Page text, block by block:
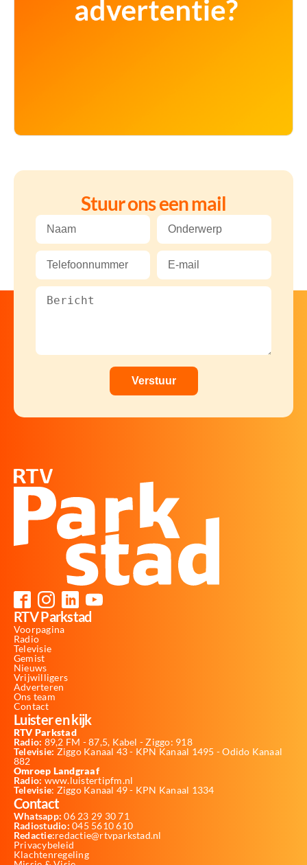
Stuur ons een mail
RTV Parkstad
Voorpagina
Radio
Televisie
Gemist
Nieuws
Vrijwilligers
Adverteren
Ons team
Contact
Luister en kijk
RTV Parkstad
Radio: 89,2 FM - 87,5, Kabel - Ziggo: 918
Televisie: Ziggo Kanaal 43 - KPN Kanaal 1495 - Odido Kanaal
882
Omroep Landgraaf
Radio: www.luistertipfm.nl
Televisie: Ziggo Kanaal 49 - KPN Kanaal 1334
Contact
Whatsapp: 06 23 29 30 71
Radiostudio: 045 5610 610
Redactie:redactie@rtvparkstad.nl
Privacybeleid
Klachtenregeling